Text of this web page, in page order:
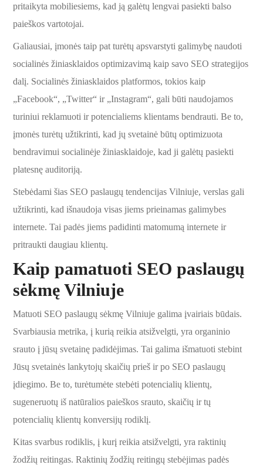
pritaikyta mobiliesiems, kad ją galėtų lengvai pasiekti balso
paieškos vartotojai.
Galiausiai, įmonės taip pat turėtų apsvarstyti galimybę naudoti
socialinės žiniasklaidos optimizavimą kaip savo SEO strategijos
dalį. Socialinės žiniasklaidos platformos, tokios kaip
„Facebook“, „Twitter“ ir „Instagram“, gali būti naudojamos
turiniui reklamuoti ir potencialiems klientams bendrauti. Be to,
įmonės turėtų užtikrinti, kad jų svetainė būtų optimizuota
bendravimui socialinėje žiniasklaidoje, kad ji galėtų pasiekti
platesnę auditoriją.
Stebėdami šias SEO paslaugų tendencijas Vilniuje, verslas gali
užtikrinti, kad išnaudoja visas jiems prieinamas galimybes
internete. Tai padės jiems padidinti matomumą internete ir
pritraukti daugiau klientų.
Kaip pamatuoti SEO paslaugų
sėkmę Vilniuje
Matuoti SEO paslaugų sėkmę Vilniuje galima įvairiais būdais.
Svarbiausia metrika, į kurią reikia atsižvelgti, yra organinio
srauto į jūsų svetainę padidėjimas. Tai galima išmatuoti stebint
Jūsų svetainės lankytojų skaičių prieš ir po SEO paslaugų
įdiegimo. Be to, turėtumėte stebėti potencialių klientų,
sugeneruotų iš natūralios paieškos srauto, skaičių ir tų
potencialių klientų konversijų rodiklį.
Kitas svarbus rodiklis, į kurį reikia atsižvelgti, yra raktinių
žodžių reitingas. Raktinių žodžių reitingų stebėjimas padės